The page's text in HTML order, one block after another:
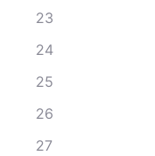
23
24
25
26
27